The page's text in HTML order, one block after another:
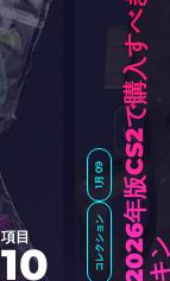
1月 09
コレクション 2
0
6
年
版
C
S
2
で
購
入
す
べ
き
ベ
ス
ト
な
グ
レ
ー
キ
項目
10